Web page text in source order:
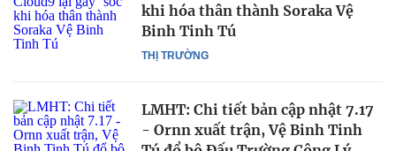
THỊ TRƯỜNG
khi hóa thân thành Soraka Vệ
Binh Tinh Tú
LMHT: Chi tiết bản cập nhật 7.17
- Ornn xuất trận, Vệ Binh Tinh